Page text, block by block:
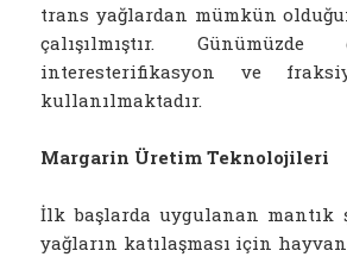
trans yağlardan mümkün
çalışılmıştır.
interesterifikasyon ve
kullanılmaktadır.
Margarin Üretim Teknolojileri
İlk başlarda uygulanan mantık
yağların katılaşması için